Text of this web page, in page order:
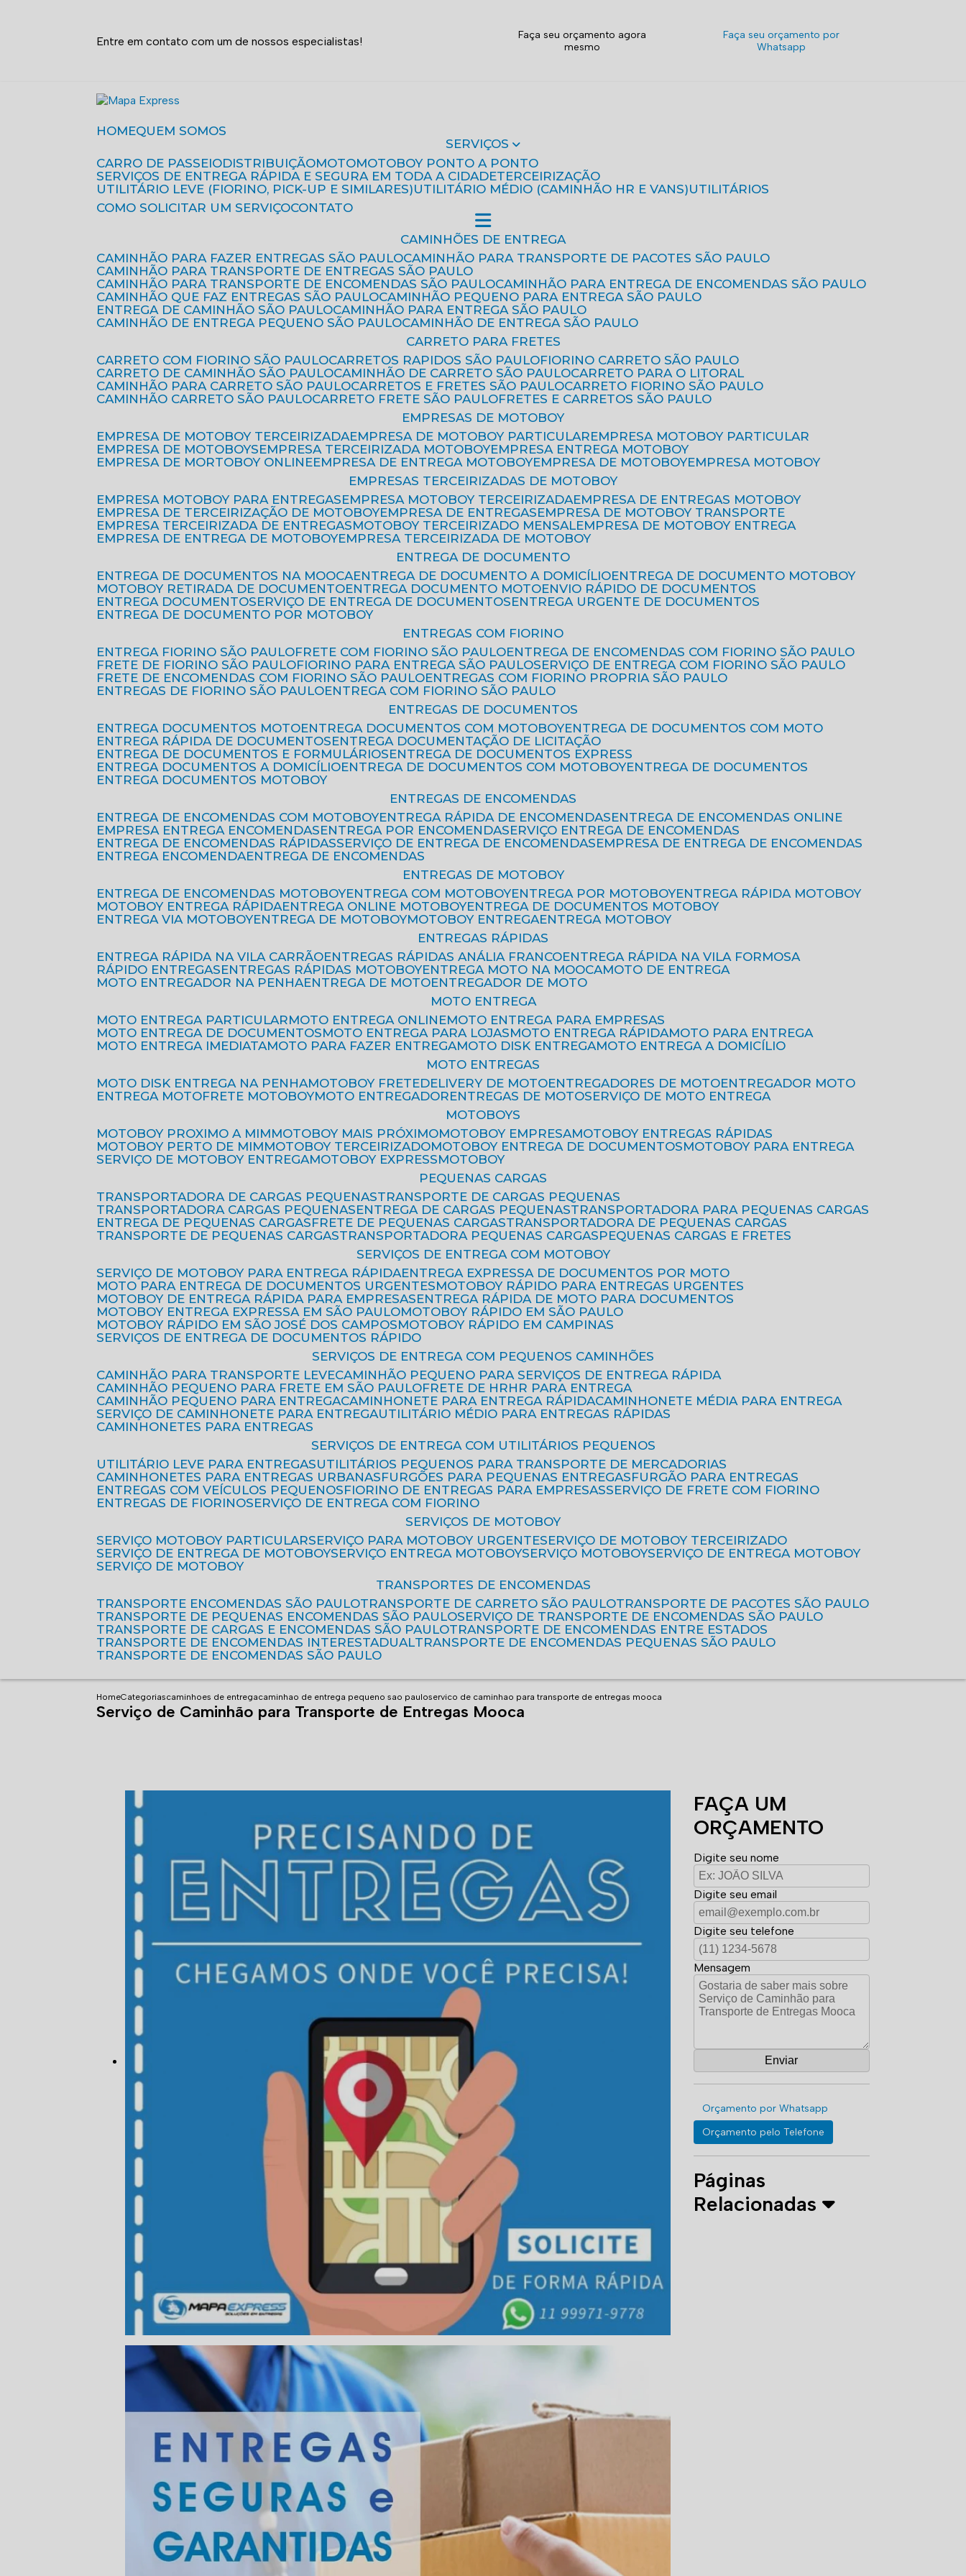
Entre em contato com um de nossos especialistas!
Faça seu orçamento agora
mesmo
Faça seu orçamento por
Whatsapp
HOME
QUEM SOMOS
SERVIÇOS
CARRO DE PASSEIO
DISTRIBUIÇÃO MOTO
MOTOBOY PONTO A PONTO
SERVIÇOS DE ENTREGA RÁPIDA E SEGURA EM TODA A CIDADE
TERCEIRIZAÇÃO
UTILITÁRIO LEVE (FIORINO, PICK-UP E SIMILARES)
UTILITÁRIO MÉDIO (CAMINHÃO HR E VANS)
UTILITÁRIOS
COMO SOLICITAR UM SERVIÇO CONTATO
CAMINHÕES DE ENTREGA
CAMINHÃO PARA FAZER ENTREGAS SÃO PAULO
CAMINHÃO PARA TRANSPORTE DE PACOTES SÃO PAULO
CAMINHÃO PARA TRANSPORTE DE ENTREGAS SÃO PAULO
CAMINHÃO PARA TRANSPORTE DE ENCOMENDAS SÃO PAULO
CAMINHÃO PARA ENTREGA DE ENCOMENDAS SÃO PAULO
CAMINHÃO QUE FAZ ENTREGAS SÃO PAULO
CAMINHÃO PEQUENO PARA ENTREGA SÃO PAULO
ENTREGA DE CAMINHÃO SÃO PAULO
CAMINHÃO PARA ENTREGA SÃO PAULO
CAMINHÃO DE ENTREGA PEQUENO SÃO PAULO
CAMINHÃO DE ENTREGA SÃO PAULO
CARRETO PARA FRETES
CARRETO COM FIORINO SÃO PAULO
CARRETOS RAPIDOS SÃO PAULO
FIORINO CARRETO SÃO PAULO
CARRETO DE CAMINHÃO SÃO PAULO
CAMINHÃO DE CARRETO SÃO PAULO
CARRETO PARA O LITORAL
CAMINHÃO PARA CARRETO SÃO PAULO
CARRETOS E FRETES SÃO PAULO
CARRETO FIORINO SÃO PAULO
CAMINHÃO CARRETO SÃO PAULO
CARRETO FRETE SÃO PAULO
FRETES E CARRETOS SÃO PAULO
EMPRESAS DE MOTOBOY
EMPRESA DE MOTOBOY TERCEIRIZADA
EMPRESA DE MOTOBOY PARTICULAR
EMPRESA MOTOBOY PARTICULAR
EMPRESA DE MOTOBOYS
EMPRESA TERCEIRIZADA MOTOBOY
EMPRESA ENTREGA MOTOBOY
EMPRESA DE MORTOBOY ONLINE
EMPRESA DE ENTREGA MOTOBOY EMPRESA DE MOTOBOY
EMPRESA MOTOBOY
EMPRESAS TERCEIRIZADAS DE MOTOBOY
EMPRESA MOTOBOY PARA ENTREGAS
EMPRESA MOTOBOY TERCEIRIZADA
EMPRESA DE ENTREGAS MOTOBOY
EMPRESA DE TERCEIRIZAÇÃO DE MOTOBOY
EMPRESA DE ENTREGAS
EMPRESA DE MOTOBOY TRANSPORTE
EMPRESA TERCEIRIZADA DE ENTREGAS
MOTOBOY TERCEIRIZADO MENSAL
EMPRESA DE MOTOBOY ENTREGA
EMPRESA DE ENTREGA DE MOTOBOY
EMPRESA TERCEIRIZADA DE MOTOBOY
ENTREGA DE DOCUMENTO
ENTREGA DE DOCUMENTOS NA MOOCA
ENTREGA DE DOCUMENTO A DOMICÍLIO
ENTREGA DE DOCUMENTO MOTOBOY
MOTOBOY RETIRADA DE DOCUMENTO
ENTREGA DOCUMENTO MOTO
ENVIO RÁPIDO DE DOCUMENTOS
ENTREGA DOCUMENTO
SERVIÇO DE ENTREGA DE DOCUMENTOS
ENTREGA URGENTE DE DOCUMENTOS
ENTREGA DE DOCUMENTO POR MOTOBOY
ENTREGAS COM FIORINO
ENTREGA FIORINO SÃO PAULO
FRETE COM FIORINO SÃO PAULO
ENTREGA DE ENCOMENDAS COM FIORINO SÃO PAULO
FRETE DE FIORINO SÃO PAULO
FIORINO PARA ENTREGA SÃO PAULO
SERVIÇO DE ENTREGA COM FIORINO SÃO PAULO
FRETE DE ENCOMENDAS COM FIORINO SÃO PAULO
ENTREGAS COM FIORINO PROPRIA SÃO PAULO
ENTREGAS DE FIORINO SÃO PAULO
ENTREGA COM FIORINO SÃO PAULO
ENTREGAS DE DOCUMENTOS
ENTREGA DOCUMENTOS MOTO
ENTREGA DOCUMENTOS COM MOTOBOY
ENTREGA DE DOCUMENTOS COM MOTO
ENTREGA RÁPIDA DE DOCUMENTOS
ENTREGA DOCUMENTAÇÃO DE LICITAÇÃO
ENTREGA DE DOCUMENTOS E FORMULÁRIOS
ENTREGA DE DOCUMENTOS EXPRESS
ENTREGA DOCUMENTOS A DOMICÍLIO
ENTREGA DE DOCUMENTOS COM MOTOBOY
ENTREGA DE DOCUMENTOS
ENTREGA DOCUMENTOS MOTOBOY
ENTREGAS DE ENCOMENDAS
ENTREGA DE ENCOMENDAS COM MOTOBOY
ENTREGA RÁPIDA DE ENCOMENDAS
ENTREGA DE ENCOMENDAS ONLINE
EMPRESA ENTREGA ENCOMENDAS
ENTREGA POR ENCOMENDA
SERVIÇO ENTREGA DE ENCOMENDAS
ENTREGA DE ENCOMENDAS RÁPIDAS
SERVIÇO DE ENTREGA DE ENCOMENDAS
EMPRESA DE ENTREGA DE ENCOMENDAS
ENTREGA ENCOMENDA
ENTREGA DE ENCOMENDAS
ENTREGAS DE MOTOBOY
ENTREGA DE ENCOMENDAS MOTOBOY
ENTREGA COM MOTOBOY ENTREGA POR MOTOBOY
ENTREGA RÁPIDA MOTOBOY
MOTOBOY ENTREGA RÁPIDA
ENTREGA ONLINE MOTOBOY
ENTREGA DE DOCUMENTOS MOTOBOY
ENTREGA VIA MOTOBOY
ENTREGA DE MOTOBOY MOTOBOY ENTREGA
ENTREGA MOTOBOY
ENTREGAS RÁPIDAS
ENTREGA RÁPIDA NA VILA CARRÃO
ENTREGAS RÁPIDAS ANÁLIA FRANCO
ENTREGA RÁPIDA NA VILA FORMOSA
RÁPIDO ENTREGAS
ENTREGAS RÁPIDAS MOTOBOY ENTREGA MOTO NA MOOCA
MOTO DE ENTREGA
MOTO ENTREGADOR NA PENHA
ENTREGA DE MOTO
ENTREGADOR DE MOTO
MOTO ENTREGA
MOTO ENTREGA PARTICULAR
MOTO ENTREGA ONLINE
MOTO ENTREGA PARA EMPRESAS
MOTO ENTREGA DE DOCUMENTOS
MOTO ENTREGA PARA LOJAS MOTO ENTREGA RÁPIDA
MOTO PARA ENTREGA
MOTO ENTREGA IMEDIATA
MOTO PARA FAZER ENTREGA MOTO DISK ENTREGA
MOTO ENTREGA A DOMICÍLIO
MOTO ENTREGAS
MOTO DISK ENTREGA NA PENHA
MOTOBOY FRETE DELIVERY DE MOTO ENTREGADORES DE MOTO
ENTREGADOR MOTO
ENTREGA MOTO
FRETE MOTOBOY MOTO ENTREGADOR ENTREGAS DE MOTO
SERVIÇO DE MOTO ENTREGA
MOTOBOYS
MOTOBOY PROXIMO A MIM
MOTOBOY MAIS PRÓXIMO MOTOBOY EMPRESA
MOTOBOY ENTREGAS RÁPIDAS
MOTOBOY PERTO DE MIM
MOTOBOY TERCEIRIZADO MOTOBOY ENTREGA DE DOCUMENTOS
MOTOBOY PARA ENTREGA
SERVIÇO DE MOTOBOY ENTREGA
MOTOBOY EXPRESS
MOTOBOY
PEQUENAS CARGAS
TRANSPORTADORA DE CARGAS PEQUENAS
TRANSPORTE DE CARGAS PEQUENAS
TRANSPORTADORA CARGAS PEQUENAS
ENTREGA DE CARGAS PEQUENAS
TRANSPORTADORA PARA PEQUENAS CARGAS
ENTREGA DE PEQUENAS CARGAS
FRETE DE PEQUENAS CARGAS
TRANSPORTADORA DE PEQUENAS CARGAS
TRANSPORTE DE PEQUENAS CARGAS
TRANSPORTADORA PEQUENAS CARGAS
PEQUENAS CARGAS E FRETES
SERVIÇOS DE ENTREGA COM MOTOBOY
SERVIÇO DE MOTOBOY PARA ENTREGA RÁPIDA
ENTREGA EXPRESSA DE DOCUMENTOS POR MOTO
MOTO PARA ENTREGA DE DOCUMENTOS URGENTES
MOTOBOY RÁPIDO PARA ENTREGAS URGENTES
MOTOBOY DE ENTREGA RÁPIDA PARA EMPRESAS
ENTREGA RÁPIDA DE MOTO PARA DOCUMENTOS
MOTOBOY ENTREGA EXPRESSA EM SÃO PAULO
MOTOBOY RÁPIDO EM SÃO PAULO
MOTOBOY RÁPIDO EM SÃO JOSÉ DOS CAMPOS
MOTOBOY RÁPIDO EM CAMPINAS
SERVIÇOS DE ENTREGA DE DOCUMENTOS RÁPIDO
SERVIÇOS DE ENTREGA COM PEQUENOS CAMINHÕES
CAMINHÃO PARA TRANSPORTE LEVE
CAMINHÃO PEQUENO PARA SERVIÇOS DE ENTREGA RÁPIDA
CAMINHÃO PEQUENO PARA FRETE EM SÃO PAULO
FRETE DE HR
HR PARA ENTREGA
CAMINHÃO PEQUENO PARA ENTREGA CAMINHONETE PARA ENTREGA RÁPIDA CAMINHONETE MÉDIA PARA ENTREGA
SERVIÇO DE CAMINHONETE PARA ENTREGA
UTILITÁRIO MÉDIO PARA ENTREGAS RÁPIDAS
CAMINHONETES PARA ENTREGAS
SERVIÇOS DE ENTREGA COM UTILITÁRIOS PEQUENOS
UTILITÁRIO LEVE PARA ENTREGAS
UTILITÁRIOS PEQUENOS PARA TRANSPORTE DE MERCADORIAS
CAMINHONETES PARA ENTREGAS URBANAS
FURGÕES PARA PEQUENAS ENTREGAS
FURGÃO PARA ENTREGAS
ENTREGAS COM VEÍCULOS PEQUENOS
FIORINO DE ENTREGAS PARA EMPRESAS
SERVIÇO DE FRETE COM FIORINO
ENTREGAS DE FIORINO
SERVIÇO DE ENTREGA COM FIORINO
SERVIÇOS DE MOTOBOY
SERVIÇO MOTOBOY PARTICULAR
SERVIÇO PARA MOTOBOY URGENTE
SERVIÇO DE MOTOBOY TERCEIRIZADO
SERVIÇO DE ENTREGA DE MOTOBOY
SERVIÇO ENTREGA MOTOBOY SERVIÇO MOTOBOY
SERVIÇO DE ENTREGA MOTOBOY
SERVIÇO DE MOTOBOY
TRANSPORTES DE ENCOMENDAS
TRANSPORTE ENCOMENDAS SÃO PAULO
TRANSPORTE DE CARRETO SÃO PAULO
TRANSPORTE DE PACOTES SÃO PAULO
TRANSPORTE DE PEQUENAS ENCOMENDAS SÃO PAULO
SERVIÇO DE TRANSPORTE DE ENCOMENDAS SÃO PAULO
TRANSPORTE DE CARGAS E ENCOMENDAS SÃO PAULO
TRANSPORTE DE ENCOMENDAS ENTRE ESTADOS
TRANSPORTE DE ENCOMENDAS INTERESTADUAL
TRANSPORTE DE ENCOMENDAS PEQUENAS SÃO PAULO
TRANSPORTE DE ENCOMENDAS SÃO PAULO
HomeCategoriascaminhoes de entregacaminhao de entrega pequeno sao pauloservico de caminhao para transporte de entregas mooca
Serviço de Caminhão para Transporte de Entregas Mooca
FAÇA UM
ORÇAMENTO
Digite seu nome
Digite seu email
Digite seu telefone
Mensagem
Orçamento por Whatsapp
Orçamento pelo Telefone
Páginas
Relacionadas